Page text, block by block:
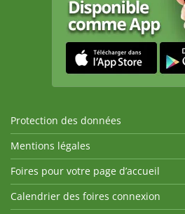
Protection des données
Mentions légales
Foires pour votre page d’accueil
Calendrier des foires connexion